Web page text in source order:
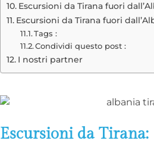
Escursioni da Tirana fuori
Escursioni da Tirana fuori
Tags :
Condividi questo post :
I nostri partner
Escursioni da